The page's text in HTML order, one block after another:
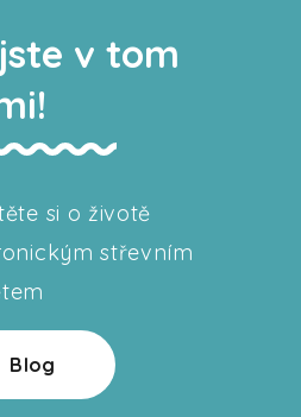
v tom
si o životě
střevním
Blog